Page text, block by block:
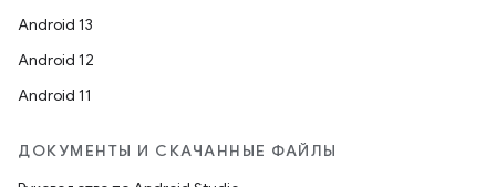
Android 13
Android 12
Android 11
ДОКУМЕНТЫ И СКАЧАННЫЕ ФАЙЛЫ